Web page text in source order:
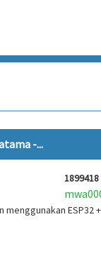
-...
1899418
ESP32